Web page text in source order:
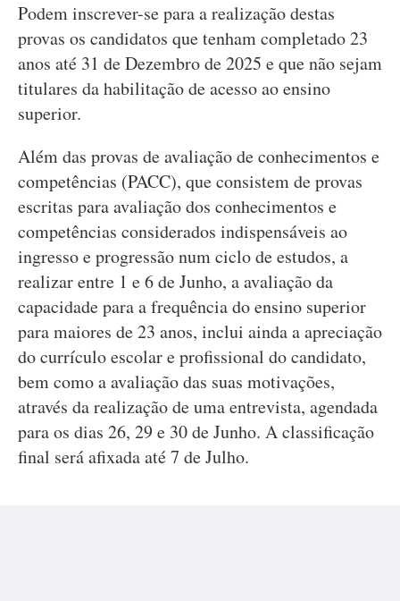
Podem inscrever-se para a realização destas
provas os candidatos que tenham completado 23
anos até 31 de Dezembro de 2025 e que não sejam
titulares da habilitação de acesso ao ensino
superior.
Além das provas de avaliação de conhecimentos e
competências (PACC), que consistem de provas
escritas para avaliação dos conhecimentos e
competências considerados indispensáveis ao
ingresso e progressão num ciclo de estudos, a
realizar entre 1 e 6 de Junho, a avaliação da
capacidade para a frequência do ensino superior
para maiores de 23 anos, inclui ainda a apreciação
do currículo escolar e profissional do candidato,
bem como a avaliação das suas motivações,
através da realização de uma entrevista, agendada
para os dias 26, 29 e 30 de Junho. A classificação
final será afixada até 7 de Julho.